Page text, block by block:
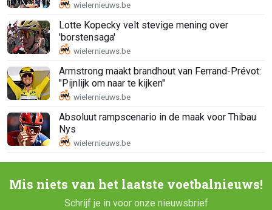
Lotte Kopecky velt stevige mening over
'borstensaga'
Armstrong maakt brandhout van Ferrand-Prévot:
"Pijnlijk om naar te kijken"
Absoluut rampscenario in de maak voor Thibau
Nys
Mis niets van het laatste voetbalnieuws!
Schrijf je in voor onze nieuwsbrief